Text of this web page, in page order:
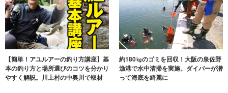
【簡単！アユルアーの釣り方講座】基
本の釣り方と場所選びのコツを分かり
やすく解説。川上村の中奥川で取材
約180㎏のゴミを回収！大阪の泉佐野
漁港で水中清掃を実施。ダイバーが潜
って海底を綺麗に